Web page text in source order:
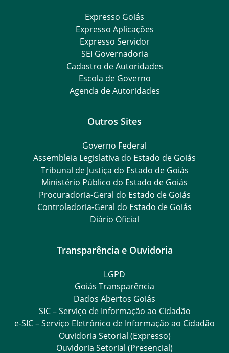
Expresso Goiás
Expresso Aplicações
Expresso Servidor
SEI Governadoria
Cadastro de Autoridades
Escola de Governo
Agenda de Autoridades
Outros Sites
Governo Federal
Assembleia Legislativa do Estado de Goiás
Tribunal de Justiça do Estado de Goiás
Ministério Público do Estado de Goiás
Procuradoria-Geral do Estado de Goiás
Controladoria-Geral do Estado de Goiás
Diário Oficial
Transparência e Ouvidoria
LGPD
Goiás Transparência
Dados Abertos Goiás
SIC – Serviço de Informação ao Cidadão
e-SIC – Serviço Eletrônico de Informação ao Cidadão
Ouvidoria Setorial (Expresso)
Ouvidoria Setorial (Presencial)